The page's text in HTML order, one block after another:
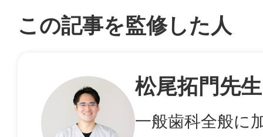
この記事を監修した人
松尾拓門先生
一般歯科全般に